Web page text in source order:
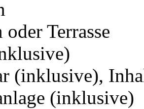
Terrasse
(inklusive),
(inklusive)